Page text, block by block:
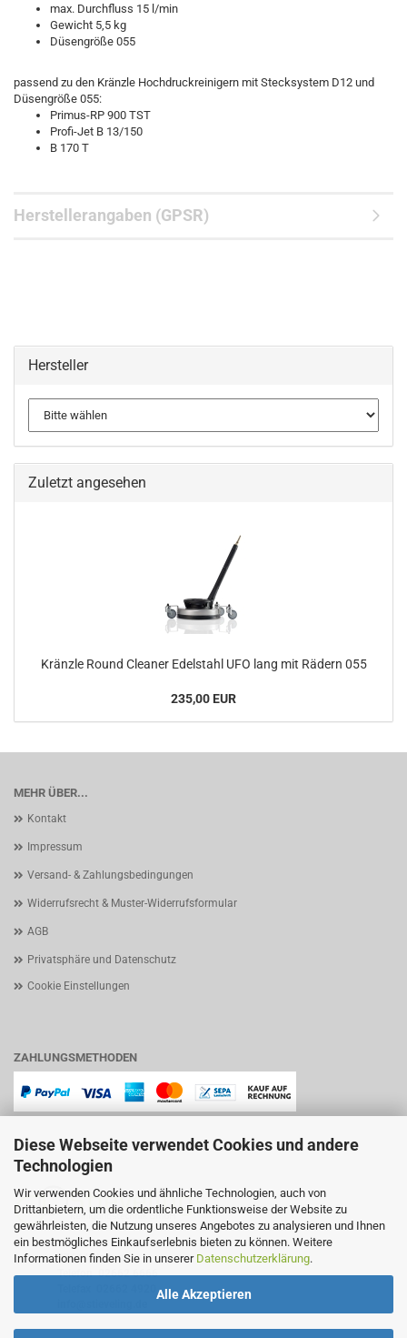
Diese Webseite verwendet Cookies und andere
Technologien
Wir verwenden Cookies und ähnliche Technologien, auch von
Drittanbietern, um die ordentliche Funktionsweise der Website zu
gewährleisten, die Nutzung unseres Angebotes zu analysieren und Ihnen
ein bestmögliches Einkaufserlebnis bieten zu können. Weitere
Informationen finden Sie in unserer Datenschutzerklärung.
Alle Akzeptieren
max. Durchfluss 15 l/min
Gewicht 5,5 kg
Düsengröße 055
passend zu den Kränzle Hochdruckreinigern mit Stecksystem D12 und
Düsengröße 055:
Primus-RP 900 TST
Profi-Jet B 13/150
B 170 T
Herstellerangaben (GPSR)
Hersteller
Zuletzt angesehen
Kränzle Round Cleaner Edelstahl UFO lang mit Rädern 055
235,00 EUR
MEHR ÜBER...
Kontakt
Impressum
Versand- & Zahlungsbedingungen
Widerrufsrecht & Muster-Widerrufsformular
AGB
Privatsphäre und Datenschutz
Cookie Einstellungen
ZAHLUNGSMETHODEN
Lindenstraße 11
57644 Hattert
Telefon02662 6666